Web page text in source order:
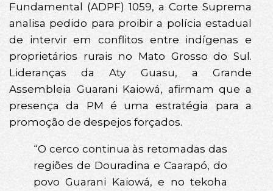
Fundamental (ADPF) 1059, a Corte Suprema
analisa pedido para proibir a polícia estadual
de intervir em conflitos entre indígenas e
proprietários rurais no Mato Grosso do Sul.
Lideranças da Aty Guasu, a Grande
Assembleia Guarani Kaiowá, afirmam que a
presença da PM é uma estratégia para a
promoção de despejos forçados.
“O cerco continua às retomadas das
regiões de Douradina e Caarapó, do
povo Guarani Kaiowá, e no tekoha